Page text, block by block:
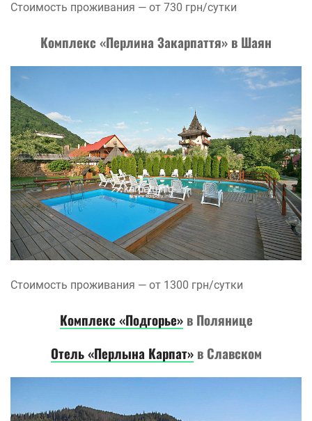
Стоимость проживания — от 730 грн/сутки
Комплекс «Перлина Закарпаття» в Шаян
Стоимость проживания — от 1300 грн/сутки
Комплекс «Подгорье»в Полянице
Отель «Перлына Карпат» в Славском